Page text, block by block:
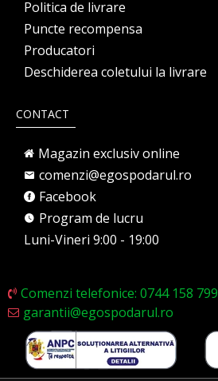
Politica de livrare
Puncte recompensa
Producatori
Deschiderea coletului la livrare
CONTACT
Magazin exclusiv online
comenzi@egospodarul.ro
Facebook
Program de lucru
Luni-Vineri 9:00 - 19:00
Comenzi telefonice: 0744 158 799
garantii@egospodarul.ro